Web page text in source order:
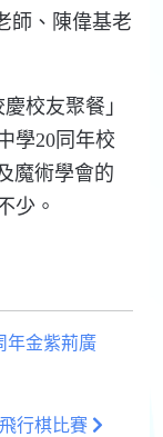
師 、 陳偉基老
慶校友聚餐 」
學20同年校
魔術學會的
少 。
年金紫荊廣
行棋比賽